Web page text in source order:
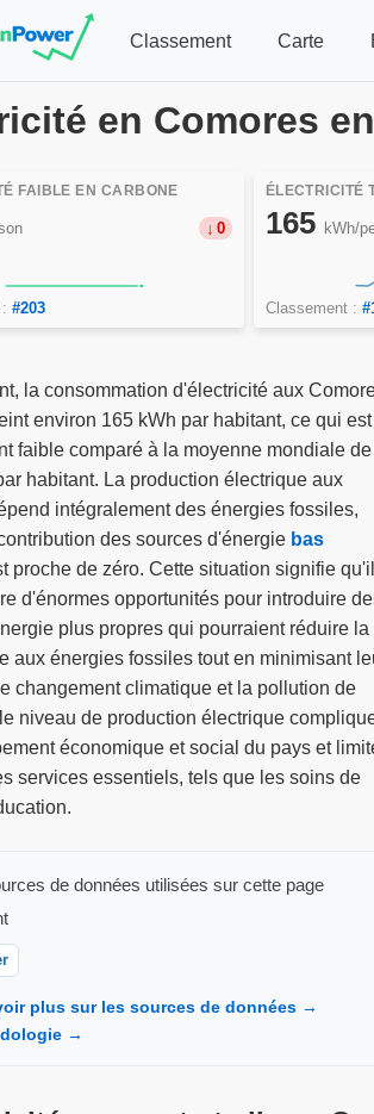
Classement Carte
en Comores
FAIBLE EN CARBONE
0
#203
ÉLECTRICITÉ
165 kWh/
Classement :
la consommation d'électricité aux
environ 165 kWh par habitant, ce qui est
faible comparé à la moyenne mondiale de
habitant. La production électrique aux
intégralement des énergies fossiles,
des sources d'énergie bas
proche de zéro. Cette situation signifie qu'il
d'énormes opportunités pour introduire
plus propres qui pourraient réduire la
aux énergies fossiles tout en minimisant
changement climatique et la pollution de
niveau de production électrique
économique et social du pays et
services essentiels, tels que les soins de
de données utilisées sur cette page
plus sur les sources de données →
→